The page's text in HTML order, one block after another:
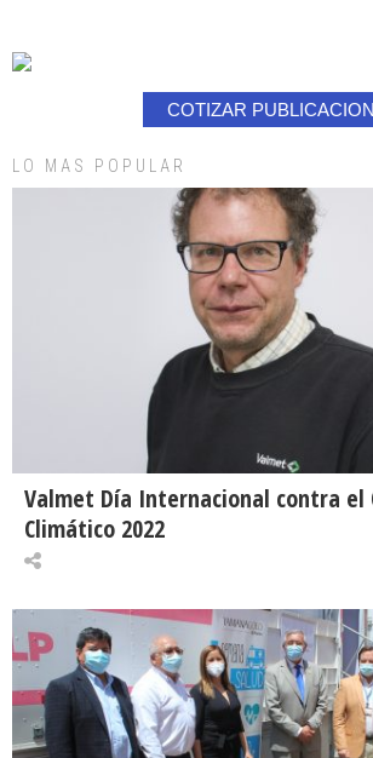
COTIZAR PUBLICACION
LO MAS POPULAR
Valmet Día Internacional contra el
Climático 2022